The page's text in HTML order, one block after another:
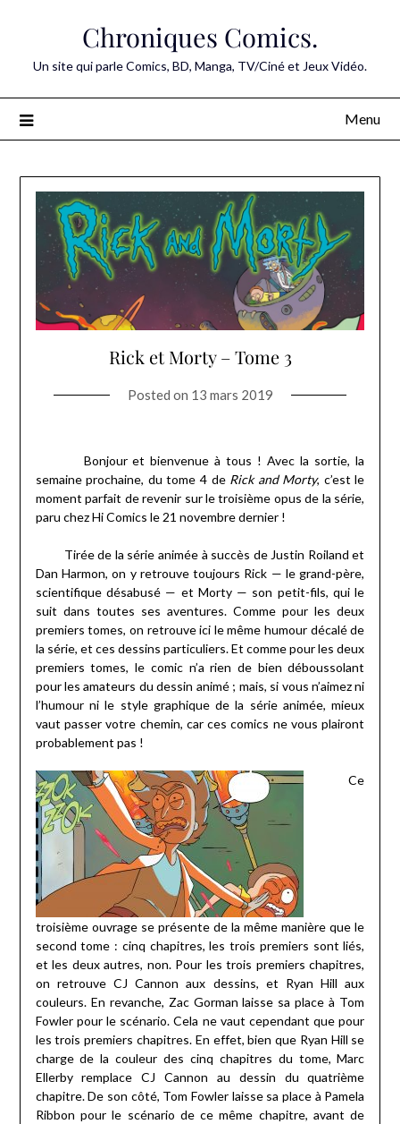
Chroniques Comics.
Un site qui parle Comics, BD, Manga, TV/Ciné et Jeux Vidéo.
Menu
Rick et Morty – Tome 3
Posted on 13 mars 2019
Bonjour et bienvenue à tous ! Avec la sortie, la
semaine prochaine, du tome 4 de Rick and Morty, c’est le
moment parfait de revenir sur le troisième opus de la série,
paru chez Hi Comics le 21 novembre dernier !
Tirée de la série animée à succès de Justin Roiland et
Dan Harmon, on y retrouve toujours Rick — le grand-père,
scientifique désabusé — et Morty — son petit-fils, qui le
suit dans toutes ses aventures. Comme pour les deux
premiers tomes, on retrouve ici le même humour décalé de
la série, et ces dessins particuliers. Et comme pour les deux
premiers tomes, le comic n’a rien de bien déboussolant
pour les amateurs du dessin animé ; mais, si vous n’aimez ni
l’humour ni le style graphique de la série animée, mieux
vaut passer votre chemin, car ces comics ne vous plairont
probablement pas !
Ce
troisième ouvrage se présente de la même manière que le
second tome : cinq chapitres, les trois premiers sont liés,
et les deux autres, non. Pour les trois premiers chapitres,
on retrouve CJ Cannon aux dessins, et Ryan Hill aux
couleurs. En revanche, Zac Gorman laisse sa place à Tom
Fowler pour le scénario. Cela ne vaut cependant que pour
les trois premiers chapitres. En effet, bien que Ryan Hill se
charge de la couleur des cinq chapitres du tome, Marc
Ellerby remplace CJ Cannon au dessin du quatrième
chapitre. De son côté, Tom Fowler laisse sa place à Pamela
Ribbon pour le scénario de ce même chapitre, avant de